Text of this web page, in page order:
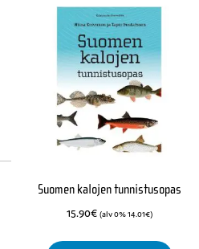
Suomen kalojen tunnistusopas
15.90€ (alv 0%14.01€)